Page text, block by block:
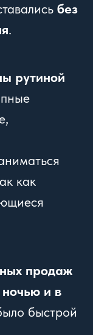
без
.
рутиной
как
продаж
и в
быстрой